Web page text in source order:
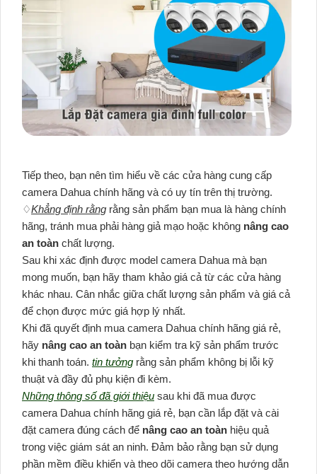
Tiếp theo, bạn nên tìm hiểu về các cửa hàng cung cấp
camera Dahua chính hãng và có uy tín trên thị trường.
♢Khẳng định rằng rằng sản phẩm bạn mua là hàng chính
hãng, tránh mua phải hàng giả mạo hoặc không nâng cao
an toàn chất lượng.
Sau khi xác định được model camera Dahua mà bạn
mong muốn, bạn hãy tham khảo giá cả từ các cửa hàng
khác nhau. Cân nhắc giữa chất lượng sản phẩm và giá cả
để chọn được mức giá hợp lý nhất.
Khi đã quyết định mua camera Dahua chính hãng giá rẻ,
hãy nâng cao an toàn bạn kiểm tra kỹ sản phẩm trước
khi thanh toán. tin tưởng rằng sản phẩm không bị lỗi kỹ
thuật và đầy đủ phụ kiện đi kèm.
Những thông số đã giới thiệu sau khi đã mua được
camera Dahua chính hãng giá rẻ, bạn cần lắp đặt và cài
đặt camera đúng cách để nâng cao an toàn hiệu quả
trong việc giám sát an ninh. Đảm bảo rằng bạn sử dụng
phần mềm điều khiển và theo dõi camera theo hướng dẫn